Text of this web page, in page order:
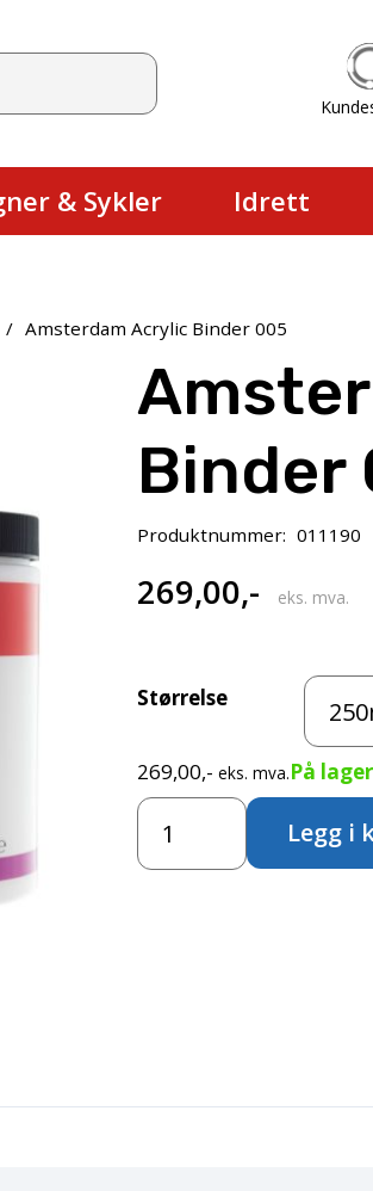
& Sykler Idrett
/ Amsterdam Acrylic Binder 005
Binder
Produktnummer: 011190
269,00,- eks. mva.
Størrelse
269,00,- eks. mva.På lager
Amsterdam
Acrylic
Binder
Legg i